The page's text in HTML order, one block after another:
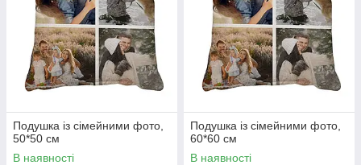
Подушка із сімейними фото,
50*50 см
В наявності
Подушка із сімейними фото,
60*60 см
В наявності